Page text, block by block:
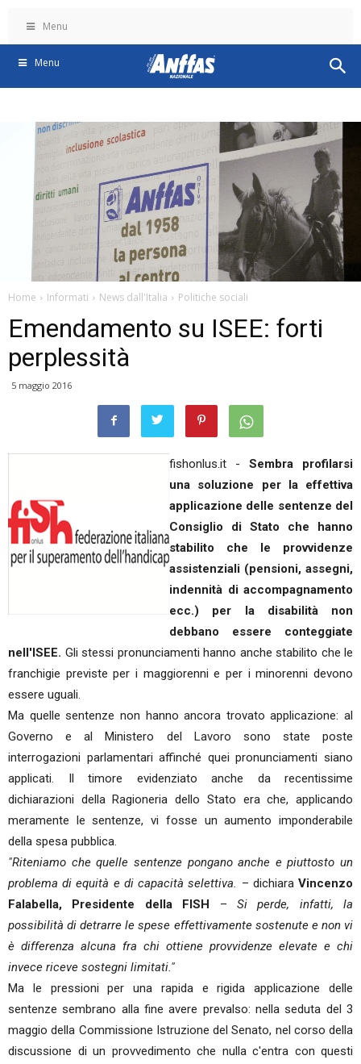
Menu
Menu
Home Informati News dall'Italia Politiche sociali
Emendamento su ISEE: forti
perplessità
5 maggio 2016
fishonlus.it - Sembra profilarsi
una soluzione per la effettiva
applicazione delle sentenze del
Consiglio di Stato che hanno
stabilito che le provvidenze
assistenziali (pensioni, assegni,
indennità di accompagnamento
ecc.) per la disabilità non
debbano essere conteggiate
nell'ISEE. Gli stessi pronunciamenti hanno anche stabilito che le
franchigie previste per i maggiorenni e per i minorenni devono
essere uguali.
Ma quelle sentenze non hanno ancora trovato applicazione: al
Governo e al Ministero del Lavoro sono state poste
interrogazioni parlamentari affinché quei pronunciamenti siano
applicati. Il timore evidenziato anche da recentissime
dichiarazioni della Ragioneria dello Stato era che, applicando
meramente le sentenze, vi fosse un aumento imponderabile
della spesa pubblica.
"Riteniamo che quelle sentenze pongano anche e piuttosto un
problema di equità e di capacità selettiva. – dichiaraVincenzo
Falabella, Presidente della FISH – Si perde, infatti, la
possibilità di detrarre le spese effettivamente sostenute e non vi
è differenza alcuna fra chi ottiene provvidenze elevate e chi
invece riceve sostegni limitati."
Ma le pressioni per una rapida e rigida applicazione delle
sentenze sembrano alla fine avere prevalso: nella seduta del 3
maggio della Commissione Istruzione del Senato, nel corso della
discussione di un provvedimento che nulla c'entra con questi